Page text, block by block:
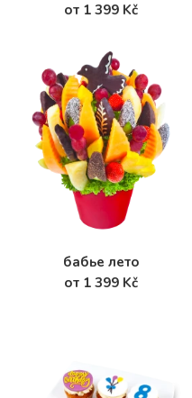
от 1 399 Kč
бабье лето
от 1 399 Kč